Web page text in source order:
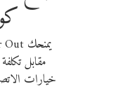
مقابل
خيارات